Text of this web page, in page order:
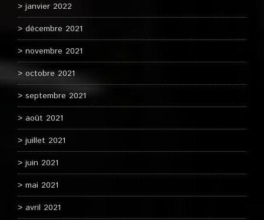
janvier 2022
décembre 2021
novembre 2021
octobre 2021
septembre 2021
août 2021
juillet 2021
juin 2021
mai 2021
avril 2021